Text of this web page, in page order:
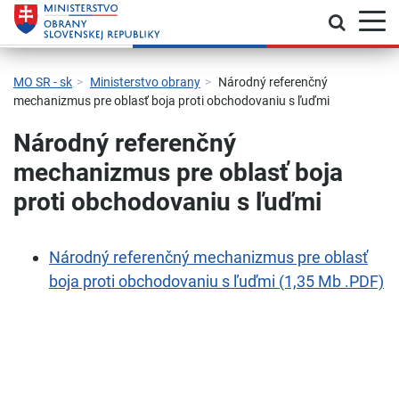
Skočiť na hlavnú navigáciu
Skočiť na obsah
Skočiť na bočný panel
Skočiť na pätičku
Kontakt
Prehlásenie o prístupnosti
MO SR - sk Ministerstvo obrany
Národný referenčný
mechanizmus pre oblasť boja proti obchodovaniu s ľuďmi
Národný referenčný
mechanizmus pre oblasť boja
proti obchodovaniu s ľuďmi
Národný referenčný mechanizmus pre oblasť
boja proti obchodovaniu s ľuďmi (1,35 Mb .PDF)